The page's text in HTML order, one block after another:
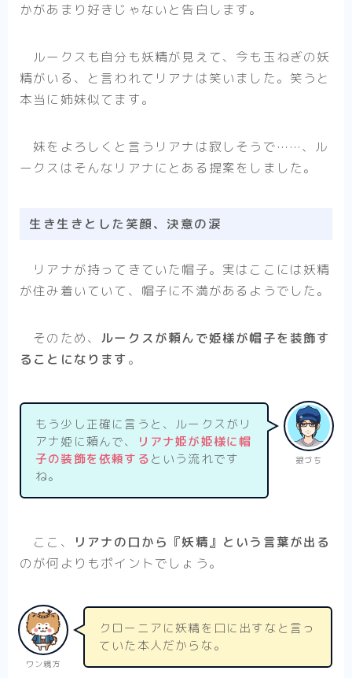
かがあまり好きじゃないと告白します。
ルークスも自分も妖精が見えて、今も玉ねぎの妖
精がいる、と言われてリアナは笑いました。笑うと
本当に姉妹似てます。
妹をよろしくと言うリアナは寂しそうで……、ル
ークスはそんなリアナにとある提案をしました。
生き生きとした笑顔、決意の涙
リアナが持ってきていた帽子。実はここには妖精
が住み着いていて、帽子に不満があるようでした。
そのため、 ルークスが頼んで姫様が帽子を装飾す
ることになります。
銀づち
もう少し正確に言うと、ルークスがリ
アナ姫に頼んで、
リアナ姫が姫様に帽
子の装飾を依頼するという流れです
ね。
ここ、
リアナの口から『妖精』という言葉が出る
のが何よりもポイントでしょう。
ワン親方
クローニアに妖精を口に出すなと言っ
ていた本人だからな。